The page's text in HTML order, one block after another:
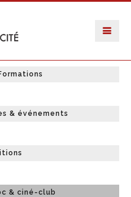
& événements
& ciné-club